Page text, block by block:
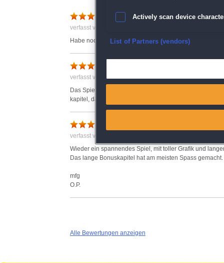
Gut
verfasst von Anonym am 09.11.2018 um 12:10
Habe noch nicht zu Ende Gespielt , aber bis jetzt gut
verfasst von Anonym am 27.12.2018 um 18:54
Das Spiel ist super wie das vorher gehende Spiel von
kapitel, daher 5 Punkte!
verfasst von O. am 02.11.2018 um 13:23
Wieder ein spannendes Spiel, mit toller Grafik und
Das lange Bonuskapitel hat am meisten Spass gemacht.
mfg
O.P.
Alle Bewertungen anzeigen
Actively scan device
Ensure security, prevent
Save and communicate
List of Partners (vendors)